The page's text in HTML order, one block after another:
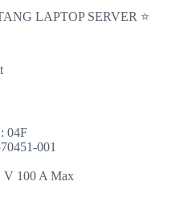
LAPTOP SERVER ⭐
04F
001
V 100 A Max